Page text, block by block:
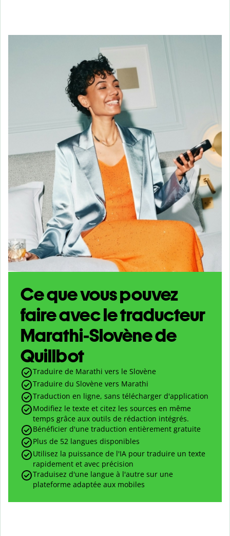
Ce que vous pouvez
faire avec le traducteur
Marathi-Slovène de
Quillbot
Traduire de Marathi vers le Slovène
Traduire du Slovène vers Marathi
Traduction en ligne, sans télécharger d'application
Modifiez le texte et citez les sources en même
temps grâce aux outils de rédaction intégrés.
Bénéficier d'une traduction entièrement gratuite
Plus de 52 langues disponibles
Utilisez la puissance de l'IA pour traduire un texte
rapidement et avec précision
Traduisez d'une langue à l'autre sur une
plateforme adaptée aux mobiles